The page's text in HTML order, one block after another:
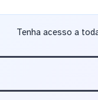
Tenha acesso a